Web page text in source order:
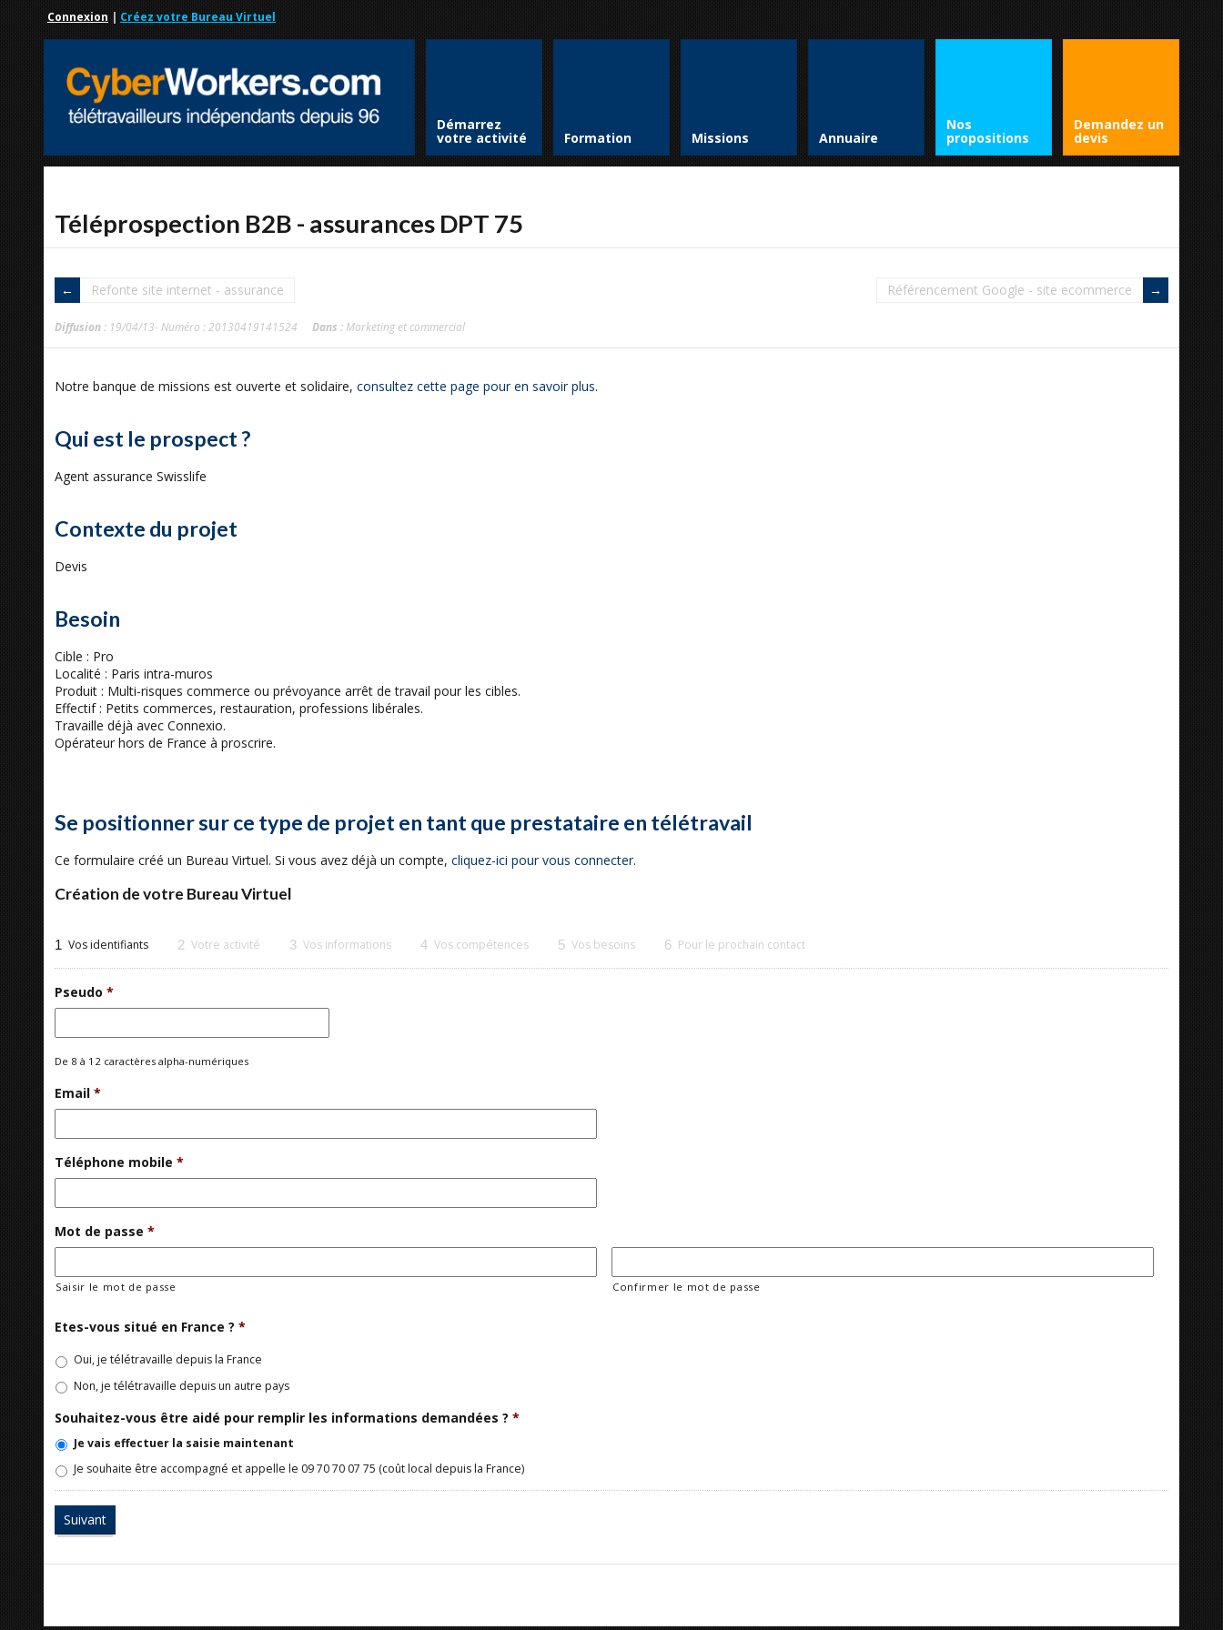
Connexion | Créez votre Bureau Virtuel
Démarrez
votre activité Formation Missions Annuaire
Nos
propositions
Demandez un
devis
Téléprospection B2B - assurances DPT 75
Refonte site internet - assurance Référencement Google - site ecommerce
Diffusion : 19/04/13- Numéro : 20130419141524 Dans : Marketing et commercial
Notre banque de missions est ouverte et solidaire, consultez cette page pour en savoir plus.
Qui est le prospect ?
Agent assurance Swisslife
Contexte du projet
Devis
Besoin
Cible : Pro
Localité : Paris intra-muros
Produit : Multi-risques commerce ou prévoyance arrêt de travail pour les cibles.
Effectif : Petits commerces, restauration, professions libérales.
Travaille déjà avec Connexio.
Opérateur hors de France à proscrire.
Se positionner sur ce type de projet en tant que prestataire en télétravail
Ce formulaire créé un Bureau Virtuel. Si vous avez déjà un compte, cliquez-ici pour vous connecter.
Création de votre Bureau Virtuel
1 Vos identifiants 2 Votre activité 3 Vos informations 4 Vos compétences 5 Vos besoins 6 Pour le prochain contact
Pseudo *
De 8 à 12 caractères alpha-numériques
Email *
Téléphone mobile *
Mot de passe *
Saisir le mot de passe Confirmer le mot de passe
Etes-vous situé en France ? *
Oui, je télétravaille depuis la France
Non, je télétravaille depuis un autre pays
Souhaitez-vous être aidé pour remplir les informations demandées ? *
Je vais effectuer la saisie maintenant
Je souhaite être accompagné et appelle le 09 70 70 07 75 (coût local depuis la France)